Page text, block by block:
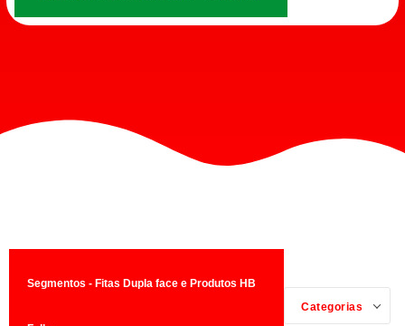
Segmentos - Fitas Dupla face e Produtos HB
Categorias